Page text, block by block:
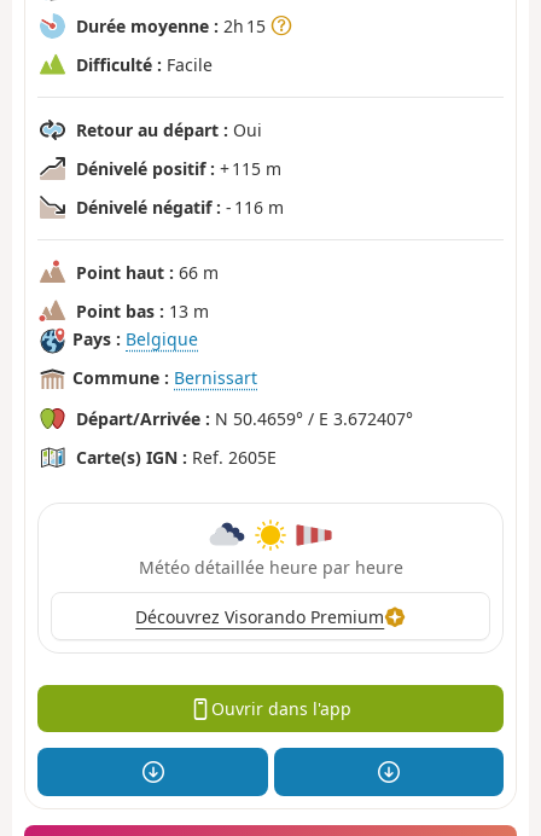
Durée moyenne : 2h 15
Difficulté : Facile
Retour au départ : Oui
Dénivelé positif : + 115 m
Dénivelé négatif : - 116 m
Point haut : 66 m
Point bas : 13 m
Pays : Belgique
Commune : Bernissart
Départ/Arrivée : N 50.4659° / E 3.672407°
Carte(s) IGN : Ref. 2605E
Météo détaillée heure par heure
Découvrez Visorando Premium
Ouvrir dans l'app